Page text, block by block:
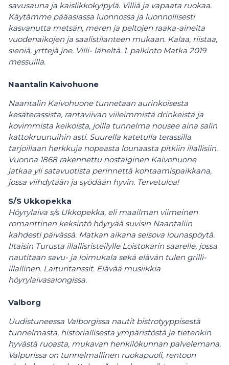
savusauna ja kaislikkokylpylä. Villiä ja vapaata ruokaa.
Käytämme pääasiassa luonnossa ja luonnollisesti
kasvanutta metsän, meren ja peltojen raaka-aineita
vuodenaikojen ja saalistilanteen mukaan. Kalaa, riistaa,
sieniä, yrttejä jne. Villi- läheltä. 1. palkinto Matka 2019
messuilla.
Naantalin Kaivohuone
Naantalin Kaivohuone tunnetaan aurinkoisesta
kesäterassista, rantaviivan viileimmistä drinkeistä ja
kovimmista keikoista, joilla tunnelma nousee aina salin
kattokruunuihin asti. Suurella katetulla terassilla
tarjoillaan herkkuja nopeasta lounaasta pitkiin illallisiin.
Vuonna 1868 rakennettu nostalginen Kaivohuone
jatkaa yli satavuotista perinnettä kohtaamispaikkana,
jossa viihdytään ja syödään hyvin. Tervetuloa!
S/S Ukkopekka
Höyrylaiva s/s Ukkopekka, eli maailman viimeinen
romanttinen keksintö höyryää suvisin Naantaliin
kahdesti päivässä. Matkan aikana seisova lounaspöytä.
Iltaisin Turusta illallisristeilylle Loistokarin saarelle, jossa
nautitaan savu- ja loimukala sekä elävän tulen grilli-
illallinen. Laituritanssit. Elävää musiikkia
höyrylaivasalongissa.
Valborg
Uudistuneessa Valborgissa nautit bistrotyyppisestä
tunnelmasta, historiallisesta ympäristöstä ja tietenkin
hyvästä ruoasta, mukavan henkilökunnan palvelemana.
Valpurissa on tunnelmallinen ruokapuoli, rentoon